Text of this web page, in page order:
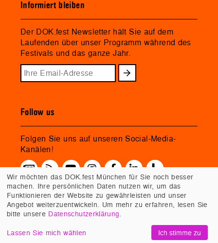
Informiert bleiben
Der DOK.fest Newsletter hält Sie auf dem
Laufenden über unser Programm während des
Festivals und das ganze Jahr.
Follow us
Folgen Sie uns auf unseren Social-Media-
Kanälen!
Wir möchten das DOK.fest München für Sie noch besser
machen. Ihre persönlichen Daten nutzen wir, um das
Funktionieren der Website zu gewährleisten und unser
Angebot weiterzuentwickeln. Um mehr zu erfahren, lesen Sie
bitte unsere Datenschutzerklärung.
Lassen Sie mich wählen Ich stimme zu